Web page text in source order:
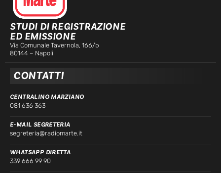
STUDI DI REGISTRAZIONE
ED EMISSIONE
Via Comunale Tavernola, 166/b
80144 – Napoli
CONTATTI
CENTRALINO MARZIANO
081 636 363
E-MAIL SEGRETERIA
segreteria@radiomarte.it
WHATSAPP DIRETTA
339 666 99 90